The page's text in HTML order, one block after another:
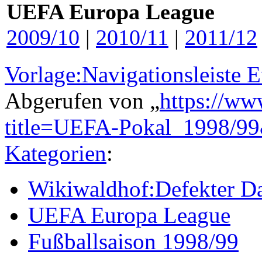
UEFA Europa League
2009/10 | 2010/11 | 2011/12
Vorlage:Navigationsleiste
Abgerufen von „https://
title=UEFA-Pokal_1998/
Kategorien:
Wikiwaldhof:Defekter
UEFA Europa League
Fußballsaison 1998/99